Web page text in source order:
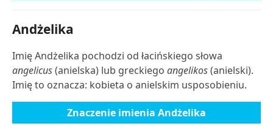
Andżelika
Imię Andżelika pochodzi od łacińskiego słowa
angelicus(anielska) lub greckiego angelikos(anielski).
Imię to oznacza: kobieta o anielskim usposobieniu.
Znaczenie imienia Andżelika